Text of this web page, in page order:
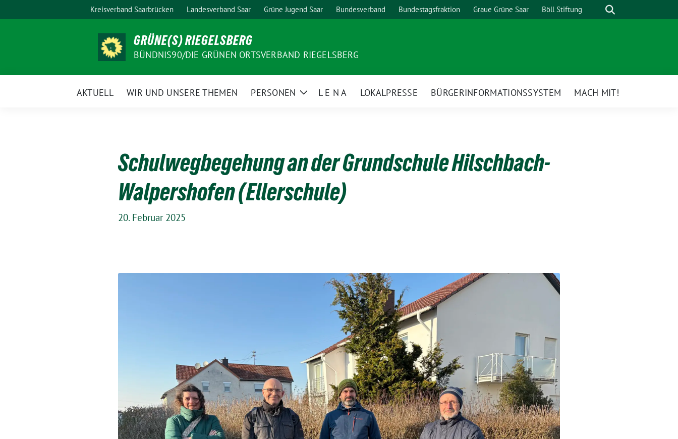
zum
Kreisverband Saarbrücken Landesverband Saar Grüne Jugend Saar Bundesverband Bundestagsfraktion Graue Grüne Saar Böll Stiftung Suche
GRÜNE(S) RIEGELSBERG
BÜNDNIS90/DIE GRÜNEN ORTSVERBAND RIEGELSBERG
AKTUELL WIR UND UNSERE THEMEN PERSONEN
ZeigeL E N A LOKALPRESSE BÜRGERINFORMATIONSSYSTEM MACH MIT!
Schulwegbegehung an der Grundschule Hilschbach-
Walpershofen (Ellerschule)
20. Februar 2025